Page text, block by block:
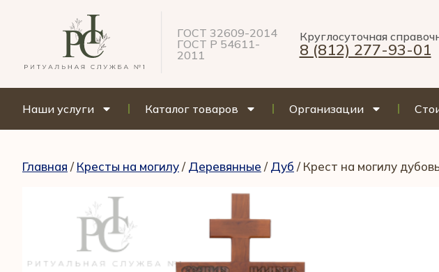
ГОСТ 32609-2014
ГОСТ Р 54611-
2011
Круглосуточная
8 (812) 277-93-01
Наши услуги Каталог товаров Организации
Главная /Кресты на могилу/Деревянные /Дуб / Крест на могилу